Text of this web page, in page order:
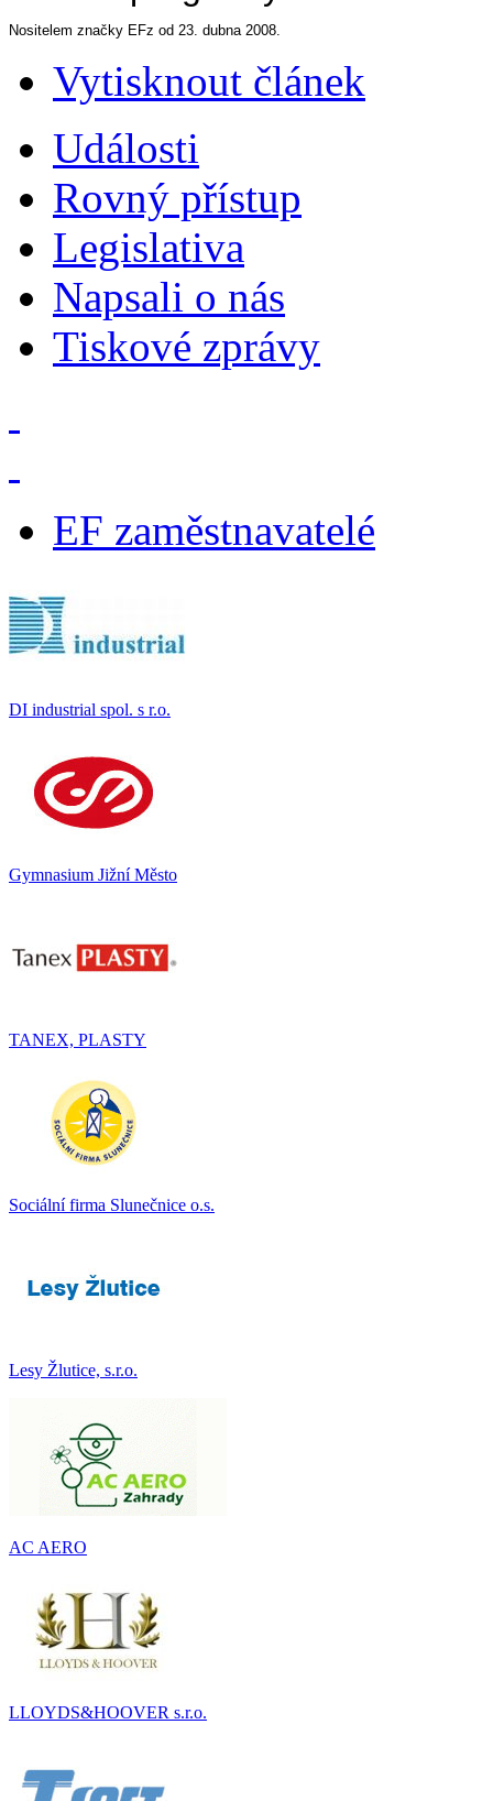
Nositelem značky EFz od 23. dubna 2008.
Vytisknout článek
Události
Rovný přístup
Legislativa
Napsali o nás
Tiskové zprávy
EF zaměstnavatelé
DI industrial spol. s r.o.
Gymnasium Jižní Město
TANEX, PLASTY
Sociální firma Slunečnice o.s.
Lesy Žlutice, s.r.o.
AC AERO
LLOYDS&HOOVER s.r.o.